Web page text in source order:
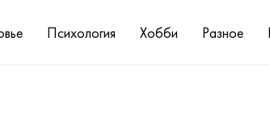
Психология Хобби Разное